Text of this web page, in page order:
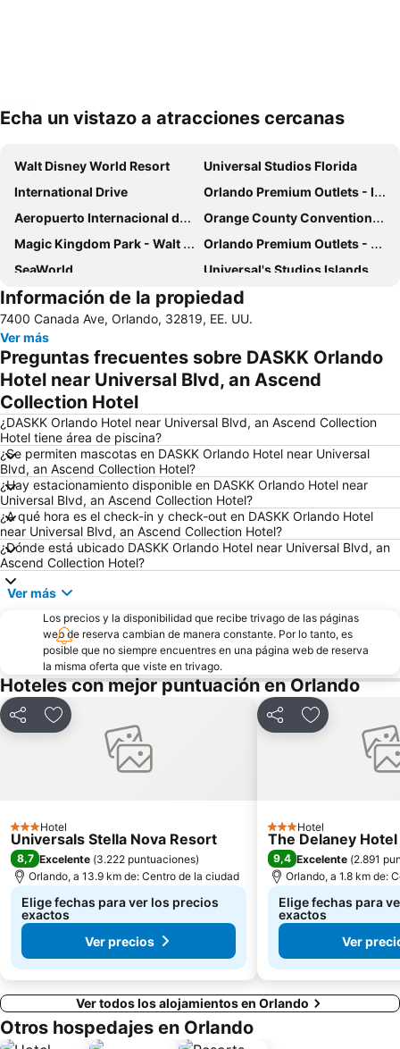
Echa un vistazo a atracciones cercanas
Walt Disney World Resort
Universal Studios Florida
International Drive
Orlando Premium Outlets - International Drive
Aeropuerto Internacional de Orlando
Orange County Convention Center
Magic Kingdom Park - Walt Disney World Resort
Orlando Premium Outlets - Vineland Ave
SeaWorld
Universal's Studios Islands of Adventure
Universal CityWalk
The Florida Mall
Disney's Animal Kingdom Park
Lake Buena Vista Factory Shops
Orange World
Hard Rock Cafe Orlando
Discovery Cove
Disney Springs
Disney's Hollywood Studios
Disney's Blizzard Beach Water Park
Mickey’s Very Merry Christmas Party
Epcot - Walt Disney World Resort
Downtown Arts District of Orlando
Kissimmee Gateway Airport
Paseo Universal City
Orlando International
Halloween Horror Nights
Aquatica
Parque acuático de Disney Typhoon Lagoon
Kia Center
Epcot International Flower & Garden Festival
Lake Como Park
Central Florida Home & Garden Show Orlando
Información de la propiedad
7400 Canada Ave, Orlando, 32819, EE. UU.
Ver más
Preguntas frecuentes sobre DASKK Orlando
Hotel near Universal Blvd, an Ascend
Collection Hotel
¿DASKK Orlando Hotel near Universal Blvd, an Ascend Collection
Hotel tiene área de piscina?
¿Se permiten mascotas en DASKK Orlando Hotel near Universal
Blvd, an Ascend Collection Hotel?
¿Hay estacionamiento disponible en DASKK Orlando Hotel near
Universal Blvd, an Ascend Collection Hotel?
¿A qué hora es el check-in y check-out en DASKK Orlando Hotel
near Universal Blvd, an Ascend Collection Hotel?
¿Dónde está ubicado DASKK Orlando Hotel near Universal Blvd, an
Ascend Collection Hotel?
Ver más
Los precios y la disponibilidad que recibe trivago de las páginas
web de reserva cambian de manera constante. Por lo tanto, es
posible que no siempre encuentres en una página web de reserva
la misma oferta que viste en trivago.
Hoteles con mejor puntuación en Orlando
CompartirAgregar a favoritos
3 Estrellas
Hotel
Universals Stella Nova Resort
8,7 Excelente (3.222 puntuaciones)
Orlando, a 13.9 km de: Centro de la ciudad
Elige fechas para ver los precios
exactos
Ver precios
CompartirAgregar a
3 Estrellas
Hotel
The Delaney Hotel
9,4 Excelente (2.891
Orlando, a 1.8 km de:
Elige fechas para
exactos
Ver
Ver todos los alojamientos en Orlando
Otros hospedajes en Orlando